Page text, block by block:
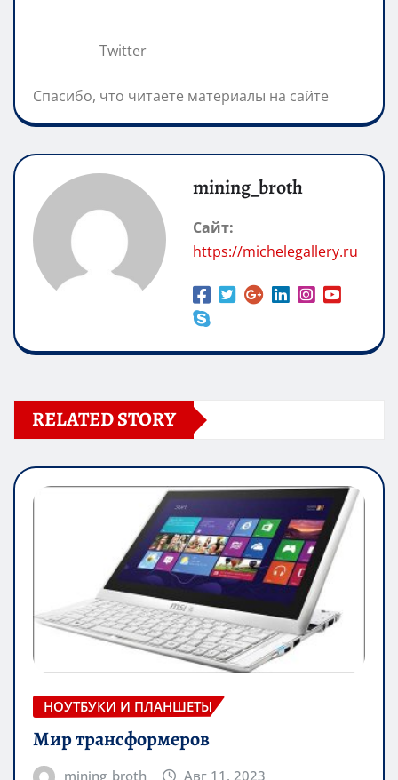
Twitter
Спасибо, что читаете материалы на сайте
mining_broth
Сайт:
https://michelegallery.ru
RELATED STORY
НОУТБУКИ И ПЛАНШЕТЫ
Мир трансформеров
mining_broth Авг 11, 2023